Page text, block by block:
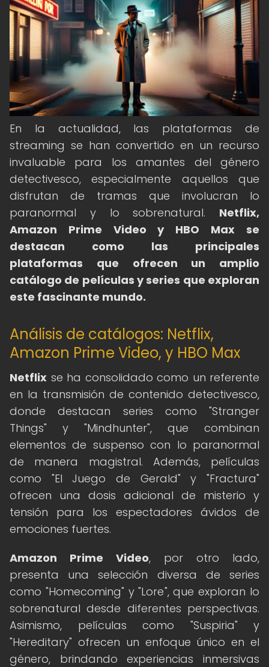
En la actualidad, las plataformas de
streaming se han convertido en un recurso
invaluable para los amantes del género
detectivesco, especialmente aquellos que
disfrutan de tramas que involucran lo
paranormal y lo sobrenatural. Netflix,
Amazon Prime Video y HBO Max se
destacan como las principales
plataformas que ofrecen un amplio
catálogo de películas y series que exploran
este fascinante mundo.
Análisis de catálogos: Netflix,
Amazon Prime Video, y HBO Max
Netflix se ha consolidado como un referente
en la transmisión de contenido detectivesco,
donde destacan series como "Stranger
Things" y "Mindhunter", que combinan
elementos de suspenso con lo paranormal
de manera magistral. Además, películas
como "El Juego de Gerald" y "Fractura"
ofrecen una dosis adicional de misterio y
tensión para los espectadores ávidos de
emociones fuertes.
Amazon Prime Video, por otro lado,
presenta una selección diversa de series
como "Homecoming" y "Lore", que exploran lo
sobrenatural desde diferentes perspectivas.
Asimismo, películas como "Suspiria" y
"Hereditary" ofrecen un enfoque único en el
género, brindando experiencias inmersivas